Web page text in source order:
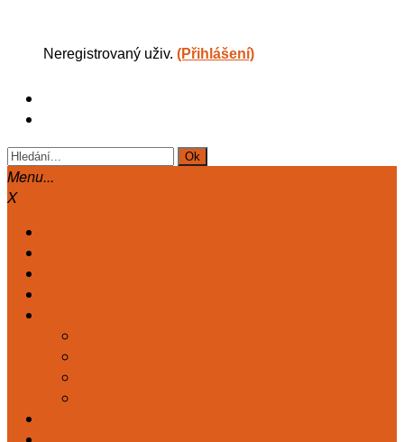
Neregistrovaný uživ. (Přihlášení)
Menu...
X